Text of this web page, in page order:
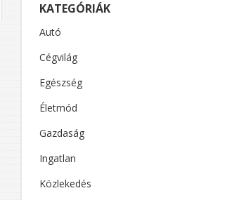
KATEGÓRIÁK
Autó
Cégvilág
Egészség
Életmód
Gazdaság
Ingatlan
Közlekedés